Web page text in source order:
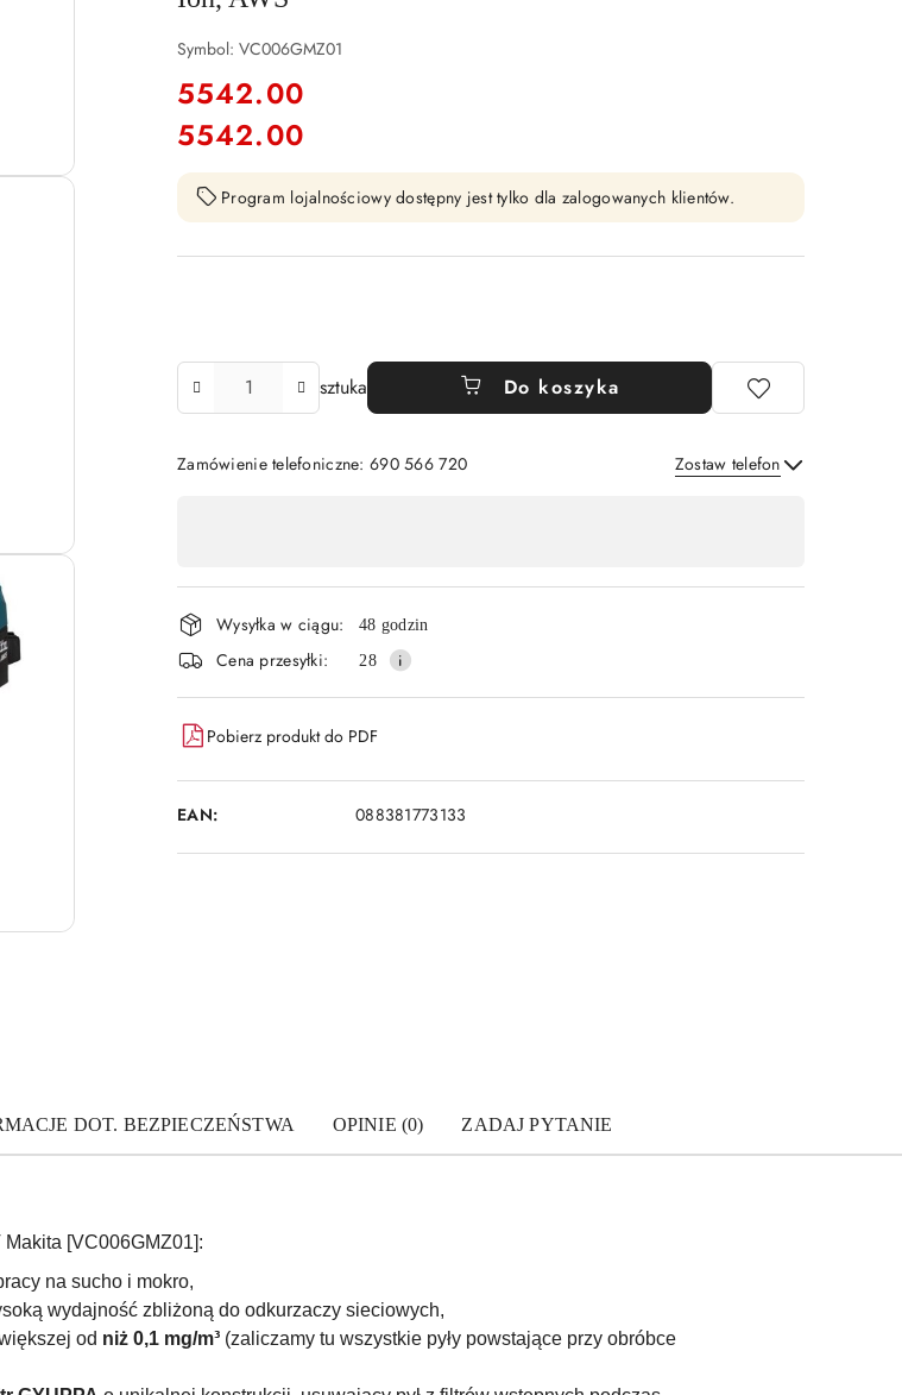
Symbol: VC006GMZ01
cena:
5542.00
Cena:
5542.00
Program lojalnościowy dostępny jest tylko dla zalogowanych klientów.
sztuka Do koszyka
Zamówienie telefoniczne: 690 566 720 Zostaw telefon
płatność
i
dostawa
Wysyłka w ciągu: 48 godzin
Cena przesyłki: 28
Pobierz produkt do PDF
EAN: 088381773133
DOT. BEZPIECZEŃSTWA OPINIE (0) ZADAJ PYTANIE
[VC006GMZ01]:
na sucho i mokro,
wydajność zbliżoną do odkurzaczy sieciowych,
od niż 0,1 mg/m³ (zaliczamy tu wszystkie pyły powstające przy obróbce